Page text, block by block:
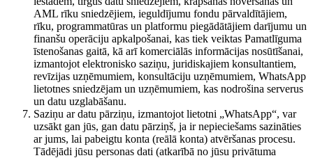
AML rīku sniedzējiem, ieguldījumu fondu pārvaldītājiem,
rīku, programmatūras un platformu piegādātājiem darījumu un
finanšu operāciju apkalpošanai, kas tiek veiktas Pamatlīguma
īstenošanas gaitā, kā arī komerciālās informācijas nosūtīšanai,
izmantojot elektronisko saziņu, juridiskajiem konsultantiem,
revīzijas uzņēmumiem, konsultāciju uzņēmumiem, WhatsApp
lietotnes sniedzējam un uzņēmumiem, kas nodrošina serverus
un datu uzglabāšanu.
Saziņu ar datu pārziņu, izmantojot lietotni „WhatsApp“, var
uzsākt gan jūs, gan datu pārziņš, ja ir nepieciešams sazināties
ar jums, lai pabeigtu konta (reālā konta) atvēršanas procesu.
Tādējādi jūsu personas dati (atkarībā no jūsu privātuma